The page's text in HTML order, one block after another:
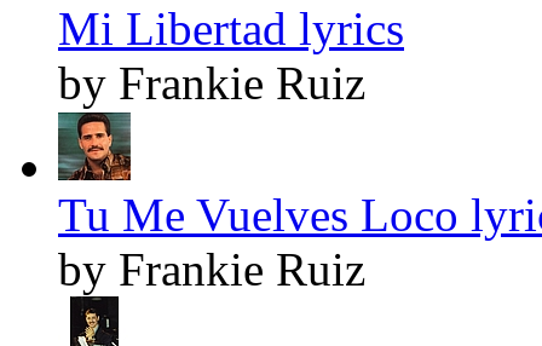
Mi Libertad lyrics
by Frankie Ruiz
Tu Me Vuelves Loco
by Frankie Ruiz